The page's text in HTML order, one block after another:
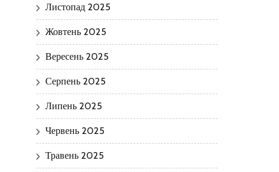
Листопад 2025
Жовтень 2025
Вересень 2025
Серпень 2025
Липень 2025
Червень 2025
Травень 2025